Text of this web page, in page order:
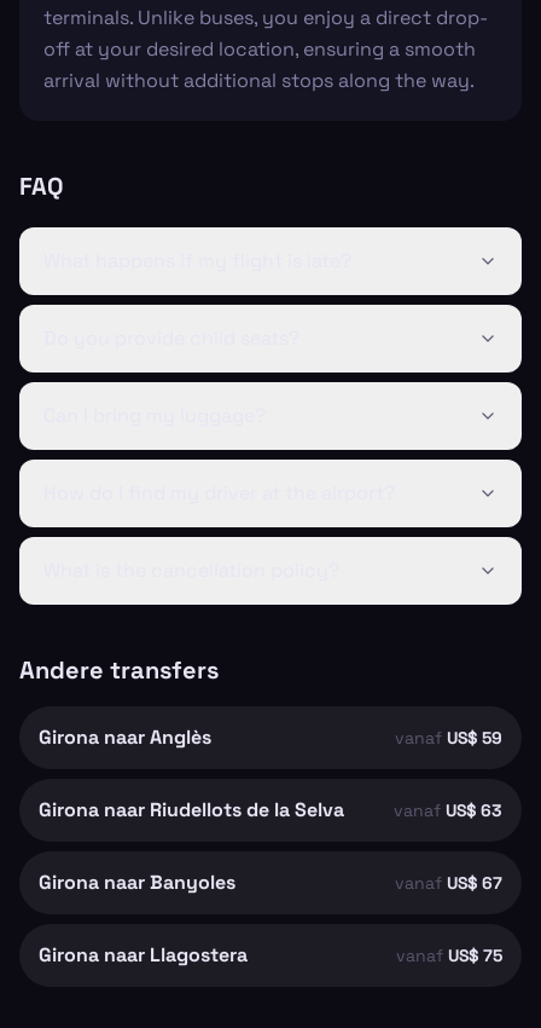
terminals. Unlike buses, you enjoy a direct drop-
off at your desired location, ensuring a smooth
arrival without additional stops along the way.
FAQ
Andere transfers
Girona naar Anglès vanaf US$ 59
Girona naar Riudellots de la Selva vanaf US$ 63
Girona naar Banyoles vanaf US$ 67
Girona naar Llagostera vanaf US$ 75